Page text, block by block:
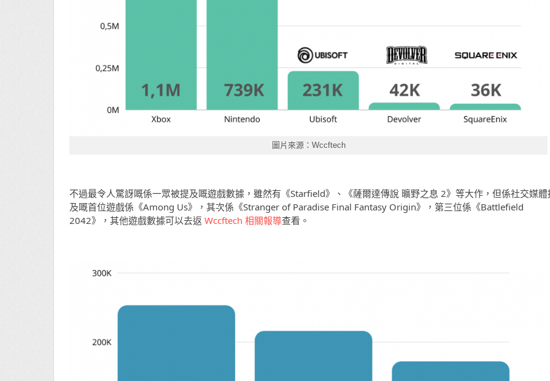
圖片來源：Wccftech
不過最令人驚訝嘅係一眾被提及嘅遊戲數據，雖然有《Starfield》、《薩爾達傳說 曠野之息 2》等大作，但係社交媒體
及嘅首位遊戲係《Among Us》，其次係《Stranger of Paradise Final Fantasy Origin》，第三位係《Battlefield
2042》，其他遊戲數據可以去返 Wccftech 相關報導查看。